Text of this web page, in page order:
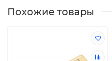
Похожие товары